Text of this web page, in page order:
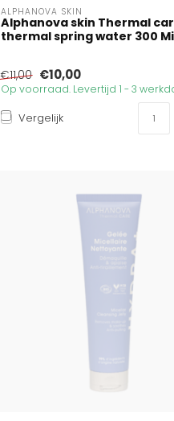
ALPHANOVA SKIN
Alphanova skin Thermal
thermal spring water 300
€11,00 €10,00
Op voorraad. Levertijd 1 - 3
Vergelijk